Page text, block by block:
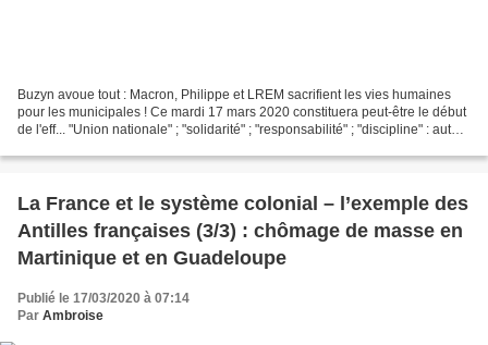
Buzyn avoue tout : Macron, Philippe et LREM sacrifient les vies humaines
pour les municipales ! Ce mardi 17 mars 2020 constituera peut-être le début
de l'eff... "Union nationale" ; "solidarité" ; "responsabilité" ; "discipline" : autant
La France et le système colonial – l’exemple des
Antilles françaises (3/3) : chômage de masse en
Martinique et en Guadeloupe
Publié le 17/03/2020 à 07:14
Par Ambroise